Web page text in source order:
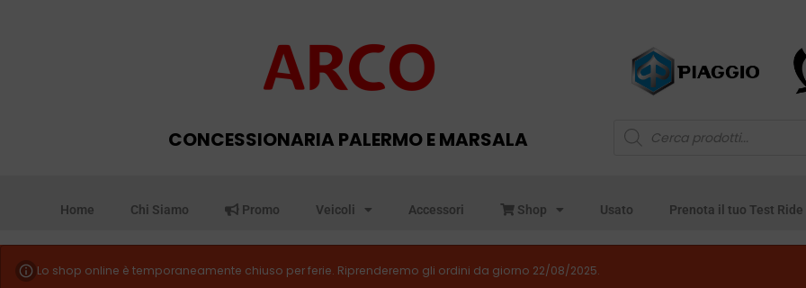
CONCESSIONARIA PALERMO E MARSALA
Home Chi Siamo Promo Veicoli Accessori Shop Usato Prenota il tuo Test Ride
Lo shop online è temporaneamente chiuso per ferie. Riprenderemo gli ordini da giorno 22/08/2025.